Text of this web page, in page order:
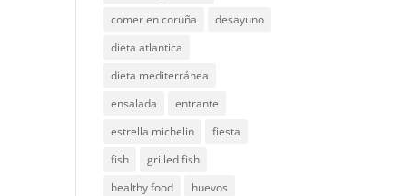
comer en coruña
desayuno
dieta atlantica
dieta mediterránea
ensalada
entrante
estrella michelin
fiesta
fish
grilled fish
healthy food
huevos